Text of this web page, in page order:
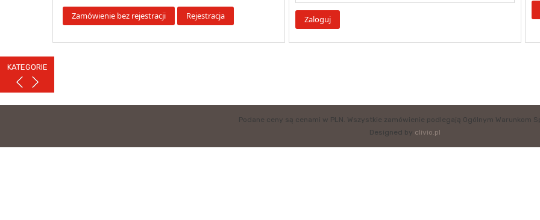
KATEGORIE
Podane ceny są cenami w PLN. Wszystkie zamówienie podlegają Ogólnym Warunkom
Designed by clivio.pl